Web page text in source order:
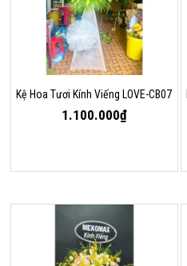
Kệ Hoa Tươi Kính Viếng LOVE-CB07
1.100.000₫